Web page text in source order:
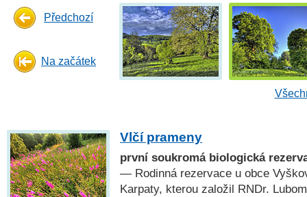
Předchozí
Na začátek
Vlčí prameny
první soukromá biologická
— Rodinná rezervace u obce
Karpaty, kterou založil RNDr.